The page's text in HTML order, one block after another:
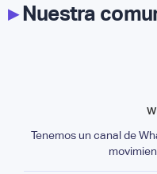
▸Nuestra
Tenemos un canal de